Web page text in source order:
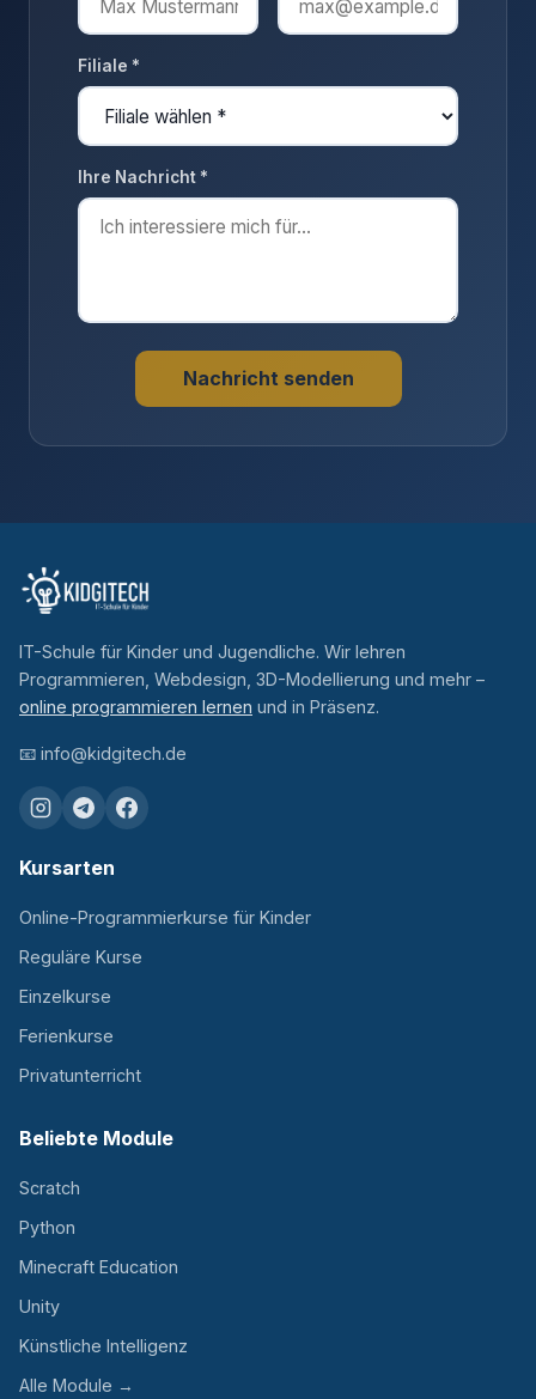
Filiale *
Ihre Nachricht *
Nachricht senden
IT-Schule für Kinder und Jugendliche. Wir lehren
Programmieren, Webdesign, 3D-Modellierung und mehr –
online programmieren lernen und in Präsenz.
📧 info@kidgitech.de
Kursarten
Online-Programmierkurse für Kinder
Reguläre Kurse
Einzelkurse
Ferienkurse
Privatunterricht
Beliebte Module
Scratch
Python
Minecraft Education
Unity
Künstliche Intelligenz
Alle Module →